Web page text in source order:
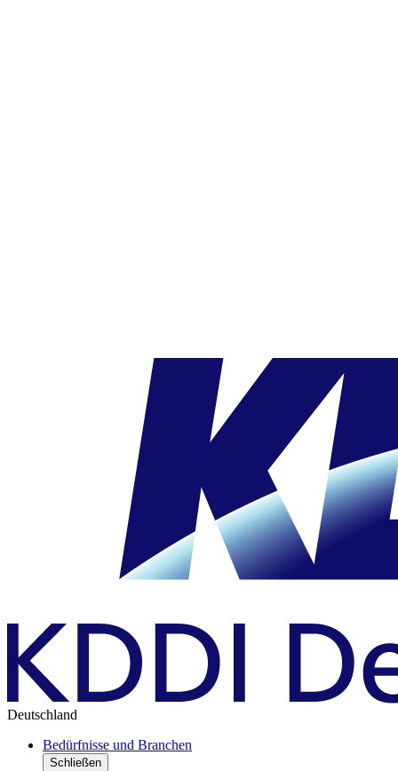
Deutschland
Bedürfnisse und Branchen
Schließen